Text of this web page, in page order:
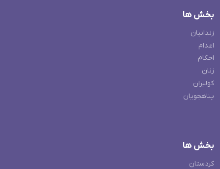
بخش ها
زندانیان
اعدام
احکام
زنان
کولبران
پناهجویان
بخش ها
کردستان